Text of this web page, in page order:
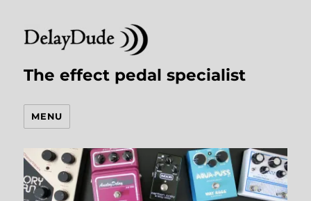
The effect pedal specialist
MENU